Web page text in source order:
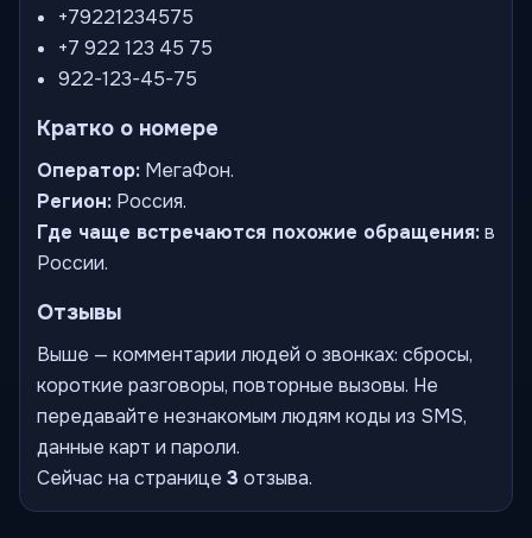
+79221234575
+7 922 123 45 75
922-123-45-75
Кратко о номере
Оператор: МегаФон.
Регион: Россия.
Где чаще встречаются похожие обращения:в
России.
Отзывы
Выше — комментарии людей о звонках: сбросы,
короткие разговоры, повторные вызовы. Не
передавайте незнакомым людям коды из SMS,
данные карт и пароли.
Сейчас на странице 3 отзыва.